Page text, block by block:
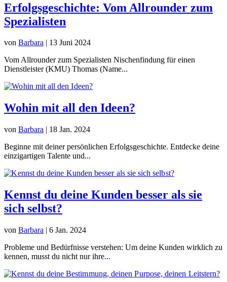
Erfolgsgeschichte: Vom Allrounder zum
Spezialisten
von Barbara | 13 Juni 2024
Vom Allrounder zum Spezialisten Nischenfindung für einen
Dienstleister (KMU) Thomas (Name...
Wohin mit all den Ideen?
von Barbara | 18 Jan. 2024
Beginne mit deiner persönlichen Erfolgsgeschichte. Entdecke deine
einzigartigen Talente und...
Kennst du deine Kunden besser als sie
sich selbst?
von Barbara | 6 Jan. 2024
Probleme und Bedürfnisse verstehen: Um deine Kunden wirklich zu
kennen, musst du nicht nur ihre...